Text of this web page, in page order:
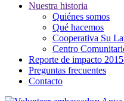
Nuestra historia
Quiénes somos
Qué hacemos
Cooperativa Su
Centro
Reporte de impacto
Preguntas frecuentes
Contacto